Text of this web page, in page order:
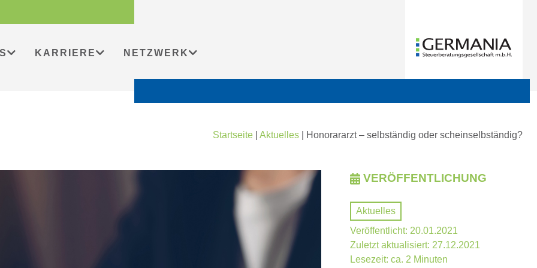
KARRIERE NETZWERK
Startseite Aktuelles Honorararzt – selbständig oder scheinselbständig?
VERÖFFENTLICHUNG
Aktuelles
Veröffentlicht: 20.01.2021
Zuletzt aktualisiert: 27.12.2021
Lesezeit: ca. 2 Minuten